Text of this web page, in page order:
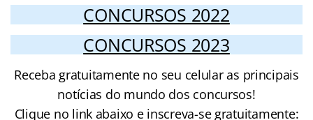
CONCURSOS 2022
CONCURSOS 2023
Receba gratuitamente no seu celular as principais
notícias do mundo dos concursos!
Clique no link abaixo e inscreva-se gratuitamente: